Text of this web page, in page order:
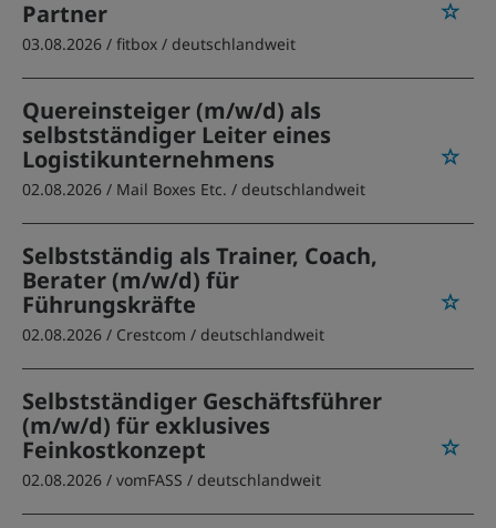
Partner
03.08.2026 / fitbox / deutschlandweit
Quereinsteiger (m/w/d) als
selbstständiger Leiter eines
Logistikunternehmens
02.08.2026 / Mail Boxes Etc. / deutschlandweit
Selbstständig als Trainer, Coach,
Berater (m/w/d) für
Führungskräfte
02.08.2026 / Crestcom / deutschlandweit
Selbstständiger Geschäftsführer
(m/w/d) für exklusives
Feinkostkonzept
02.08.2026 / vomFASS / deutschlandweit